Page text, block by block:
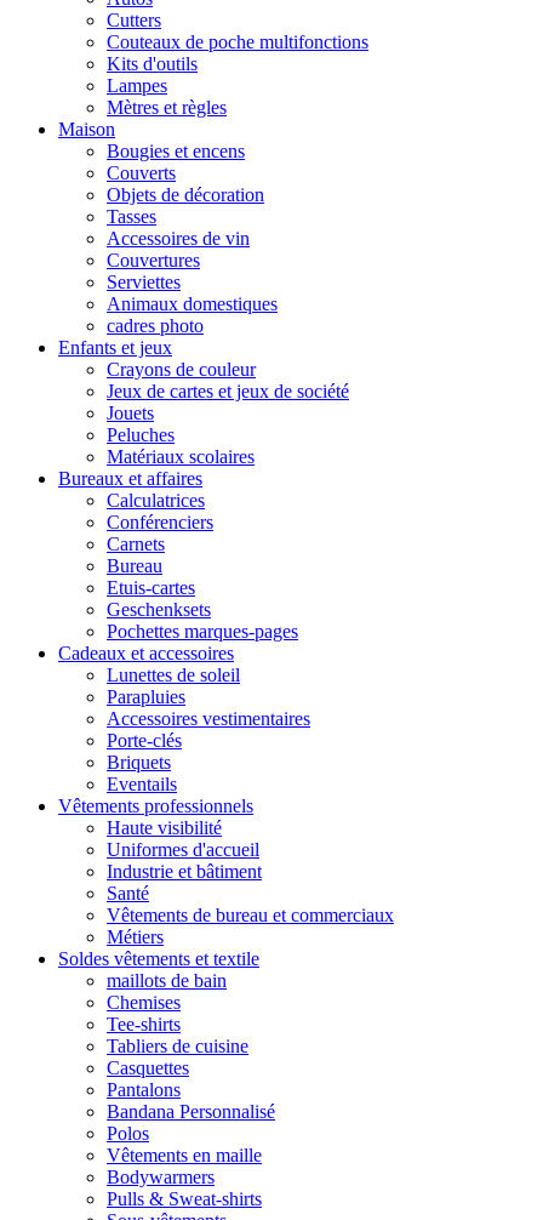
Cutters
Couteaux de poche multifonctions
Kits d'outils
Lampes
Mètres et règles
Maison
Bougies et encens
Couverts
Objets de décoration
Tasses
Accessoires de vin
Couvertures
Serviettes
Animaux domestiques
cadres photo
Enfants et jeux
Crayons de couleur
Jeux de cartes et jeux de société
Jouets
Peluches
Matériaux scolaires
Bureaux et affaires
Calculatrices
Conférenciers
Carnets
Bureau
Etuis-cartes
Geschenksets
Pochettes marques-pages
Cadeaux et accessoires
Lunettes de soleil
Parapluies
Accessoires vestimentaires
Porte-clés
Briquets
Eventails
Vêtements professionnels
Haute visibilité
Uniformes d'accueil
Industrie et bâtiment
Santé
Vêtements de bureau et commerciaux
Métiers
Soldes vêtements et textile
maillots de bain
Chemises
Tee-shirts
Tabliers de cuisine
Casquettes
Pantalons
Bandana Personnalisé
Polos
Vêtements en maille
Bodywarmers
Pulls & Sweat-shirts